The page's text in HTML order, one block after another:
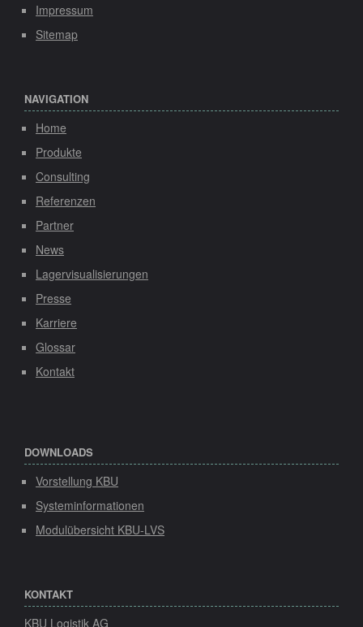
Impressum
Sitemap
NAVIGATION
Home
Produkte
Consulting
Referenzen
Partner
News
Lagervisualisierungen
Presse
Karriere
Glossar
Kontakt
DOWNLOADS
Vorstellung KBU
Systeminformationen
Modulübersicht KBU-LVS
KONTAKT
KBU Logistik AG